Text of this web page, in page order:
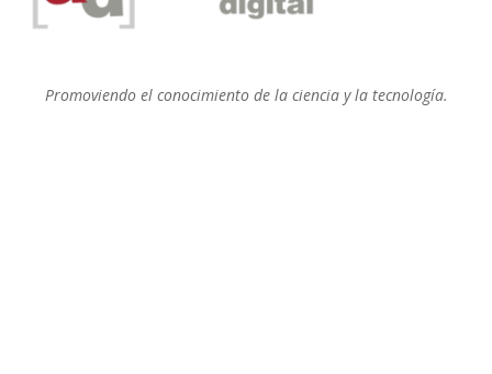
Promoviendo el conocimiento de la ciencia y la tecnología.